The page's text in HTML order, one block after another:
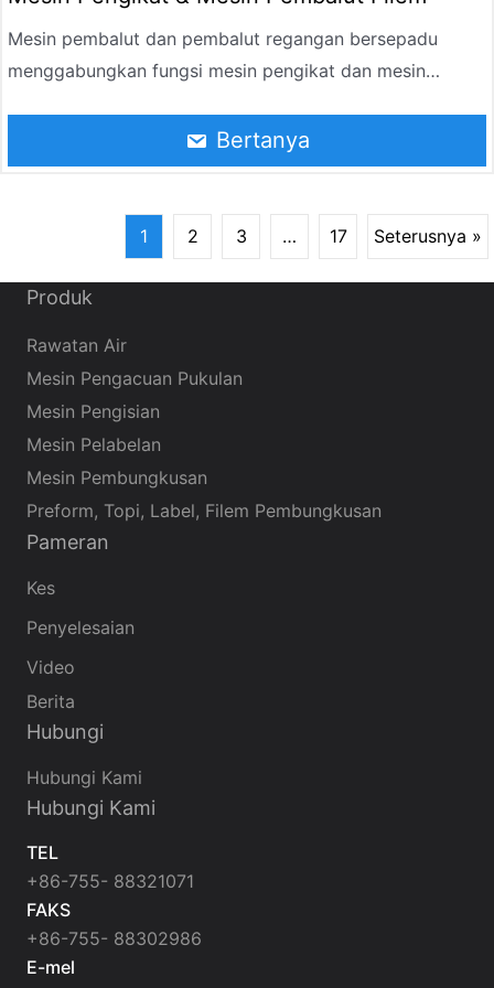
Mesin pembalut dan pembalut regangan bersepadu
menggabungkan fungsi mesin pengikat dan mesin
pembungkusan menyeluruh untuk barangan palet melalui
sistem kawalan automatik.
Bertanya
1 2 3 … 17 Seterusnya »
Produk
Rawatan Air
Mesin Pengacuan Pukulan
Mesin Pengisian
Mesin Pelabelan
Mesin Pembungkusan
Preform, Topi, Label, Filem Pembungkusan
Pameran
Kes
Penyelesaian
Video
Berita
Hubungi
Hubungi Kami
Hubungi Kami
TEL
+86-755- 88321071
FAKS
+86-755- 88302986
E-mel